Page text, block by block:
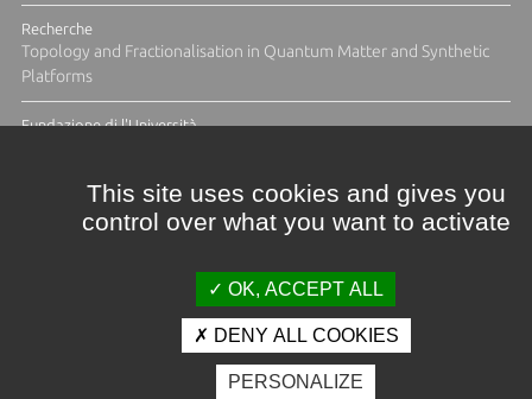
Recherche
Topology and Fractionalisation in Quantum Matter and Synthetic
Platforms
Fundazione di l'Università
Crédits et mentions légales
Espace presse Photothèque
This site uses cookies and gives you
control over what you want to activate
OK, ACCEPT ALL
DENY ALL COOKIES
PERSONALIZE